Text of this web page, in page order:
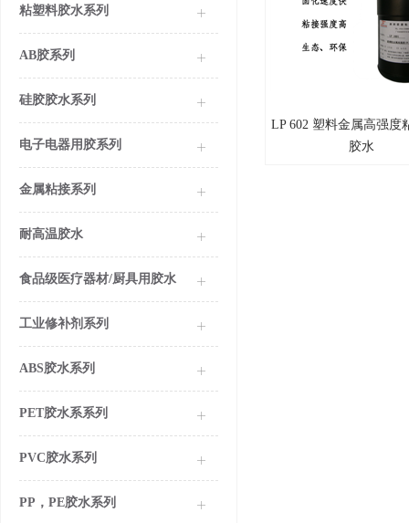
粘塑料胶水系列
AB胶系列
硅胶胶水系列
电子电器用胶系列
金属粘接系列
耐高温胶水
食品级医疗器材/厨具用胶水
工业修补剂系列
ABS胶水系列
PET胶水系系列
PVC胶水系列
PP，PE胶水系列
LP 602
LP 602 塑料金属高强度
胶水